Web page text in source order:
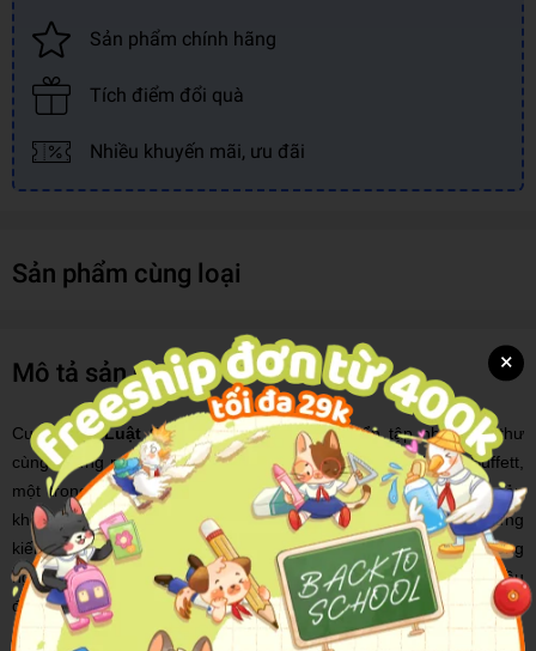
Sản phẩm chính hãng
Tích điểm đổi quà
Nhiều khuyến mãi, ưu đãi
Sản phẩm cùng loại
Mô tả sản phẩm
Cuốn sáchLuật Của Warren Buffettlà tuyển tập những lá thư
cùng những nguyên tắc nền tảng trong đầu tư của Warren Buffett,
một trong những nhà tỷ phú giàu nhất thế giới với khối tài sản
không ngừng tăng lên từng ngày. Cuốn sách chứa đựng những
kiến thức uyên thâm và tư duy của một nhà đầu tư thành công
ngay cả khi bắt đầu bằng một nguồn vốn khiêm tốn. Những điều
được chia sẻ trong cuốnLuật Của Warren Buffettmang những
giá trị vượt thời gian và không gian. Dù cho chàng thanh niên
×